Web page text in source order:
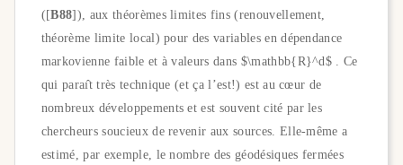
([B88]), aux théorèmes limites fins (renouvellement,
théorème limite local) pour des variables en dépendance
markovienne faible et à valeurs dans $\mathbb{R}^d$ . Ce
qui paraı̂t très technique (et ça l’est!) est au cœur de
nombreux développements et est souvent cité par les
chercheurs soucieux de revenir aux sources. Elle-même a
estimé, par exemple, le nombre des géodésiques fermées